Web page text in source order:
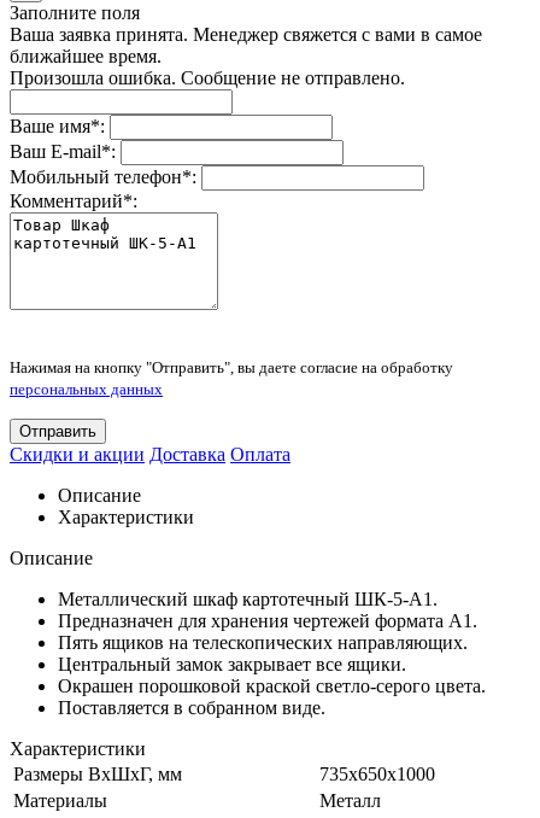
Заполните поля
Ваша заявка принята. Менеджер свяжется с вами в самое
ближайшее время.
Произошла ошибка. Сообщение не отправлено.
Ваше имя*:
Ваш E-mail*:
Мобильный телефон*:
Комментарий*:
Нажимая на кнопку "Отправить", вы даете согласие на обработку
персональных данных
Отправить
Скидки и акции Доставка Оплата
Описание
Характеристики
Описание
Металлический шкаф картотечный ШК-5-А1.
Предназначен для хранения чертежей формата А1.
Пять ящиков на телескопических направляющих.
Центральный замок закрывает все ящики.
Окрашен порошковой краской светло-серого цвета.
Поставляется в собранном виде.
Характеристики
Размеры ВхШхГ, мм
735x650x1000
Материалы
Металл